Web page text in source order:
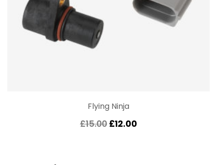
Flying Ninja
£15.00 £12.00